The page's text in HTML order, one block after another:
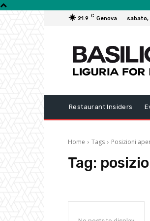
21.9 C Genova sabato,
Restaurant Insiders
Home Tags Posizioni
Tag: